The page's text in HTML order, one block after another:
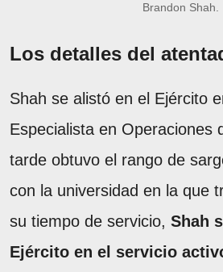
Brandon Shah.
Los detalles del
Shah se alistó en el Ejército
Especialista en Operaciones
tarde obtuvo el rango de
con la universidad en la que
su tiempo de servicio, Shah
Ejército en el servicio